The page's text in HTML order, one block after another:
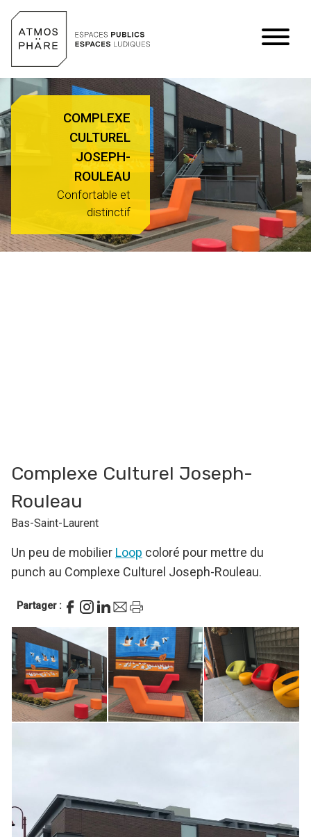
COMPLEXE
CULTUREL
JOSEPH-
ROULEAU
Confortable et
distinctif
Complexe Culturel Joseph-
Rouleau
Bas-Saint-Laurent
Un peu de mobilier Loop coloré pour mettre du
punch au Complexe Culturel Joseph-Rouleau.
Partager :